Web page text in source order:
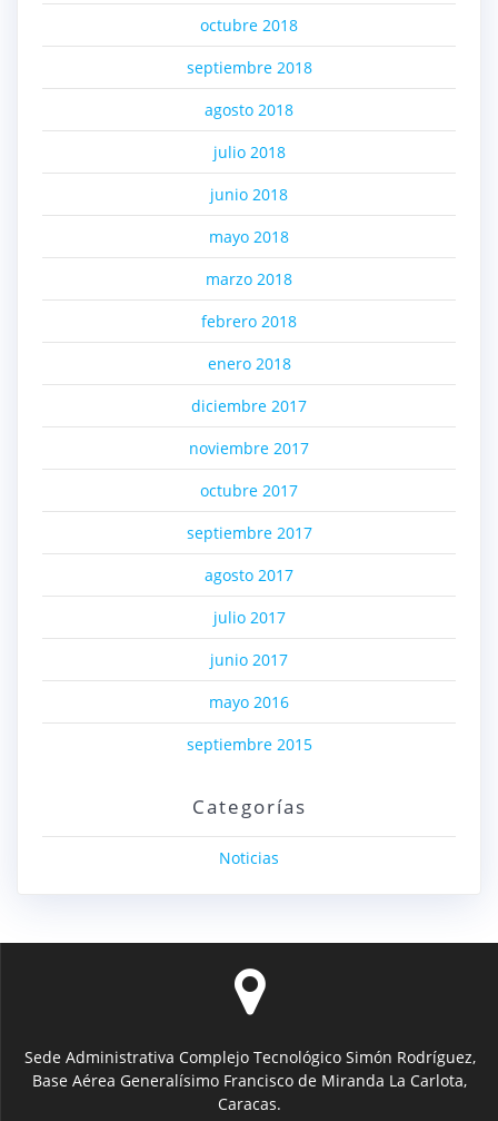
octubre 2018
septiembre 2018
agosto 2018
julio 2018
junio 2018
mayo 2018
marzo 2018
febrero 2018
enero 2018
diciembre 2017
noviembre 2017
octubre 2017
septiembre 2017
agosto 2017
julio 2017
junio 2017
mayo 2016
septiembre 2015
Categorías
Noticias
Sede Administrativa Complejo Tecnológico Simón Rodríguez,
Base Aérea Generalísimo Francisco de Miranda La Carlota,
Caracas.